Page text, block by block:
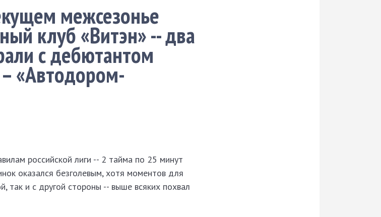
межсезонье
клуб «Витэн» -- два
с дебютантом
– «Автодором-
российской лиги -- 2 тайма по 25 минут
оказался безголевым, хотя моментов для
так и с другой стороны -- выше всяких похвал